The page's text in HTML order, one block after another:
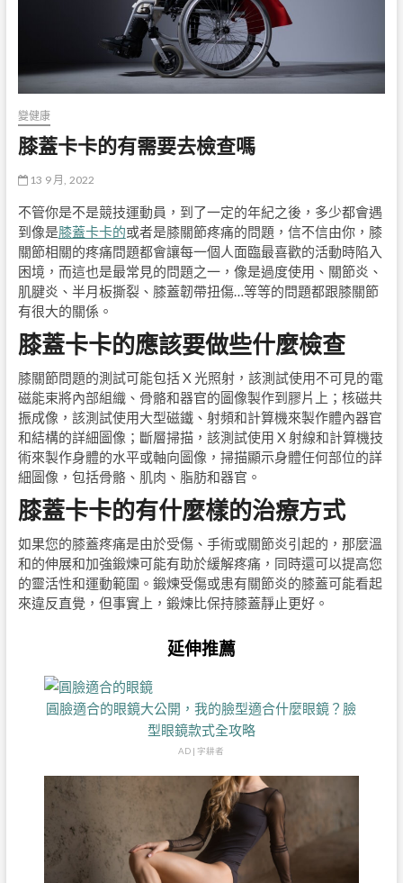
變健康
膝蓋卡卡的有需要去檢查嗎
13 9 月, 2022
不管你是不是競技運動員，到了一定的年紀之後，多少都會遇
到像是膝蓋卡卡的或者是膝關節疼痛的問題，信不信由你，膝
關節相關的疼痛問題都會讓每一個人面臨最喜歡的活動時陷入
困境，而這也是最常見的問題之一，像是過度使用、關節炎、
肌腱炎、半月板撕裂、膝蓋韌帶扭傷…等等的問題都跟膝關節
有很大的關係。
膝蓋卡卡的應該要做些什麼檢查
膝關節問題的測試可能包括 X 光照射，該測試使用不可見的電
磁能束將內部組織、骨骼和器官的圖像製作到膠片上；核磁共
振成像，該測試使用大型磁鐵、射頻和計算機來製作體內器官
和結構的詳細圖像；斷層掃描，該測試使用 X 射線和計算機技
術來製作身體的水平或軸向圖像，掃描顯示身體任何部位的詳
細圖像，包括骨骼、肌肉、脂肪和器官。
膝蓋卡卡的有什麼樣的治療方式
如果您的膝蓋疼痛是由於受傷、手術或關節炎引起的，那麼溫
和的伸展和加強鍛煉可能有助於緩解疼痛，同時還可以提高您
的靈活性和運動範圍。鍛煉受傷或患有關節炎的膝蓋可能看起
來違反直覺，但事實上，鍛煉比保持膝蓋靜止更好。
延伸推薦
圓臉適合的眼鏡大公開，我的臉型適合什麼眼鏡？臉
型眼鏡款式全攻略
AD | 字耕者